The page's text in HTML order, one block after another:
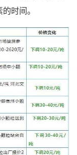
时间。